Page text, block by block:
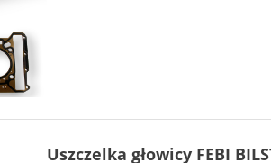
Uszczelka głowicy FEBI